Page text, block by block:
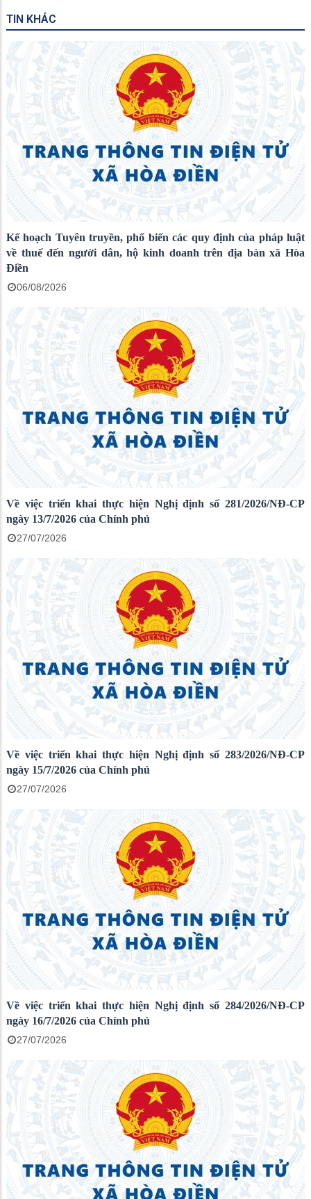
TIN KHÁC
Kế hoạch Tuyên truyền, phổ biến các quy định của pháp luật
về thuế đến người dân, hộ kinh doanh trên địa bàn xã Hòa
Điền
06/08/2026
Về việc triển khai thực hiện Nghị định số 281/2026/NĐ-CP
ngày 13/7/2026 của Chính phủ
27/07/2026
Về việc triển khai thực hiện Nghị định số 283/2026/NĐ-CP
ngày 15/7/2026 của Chính phủ
27/07/2026
Về việc triển khai thực hiện Nghị định số 284/2026/NĐ-CP
ngày 16/7/2026 của Chính phủ
27/07/2026